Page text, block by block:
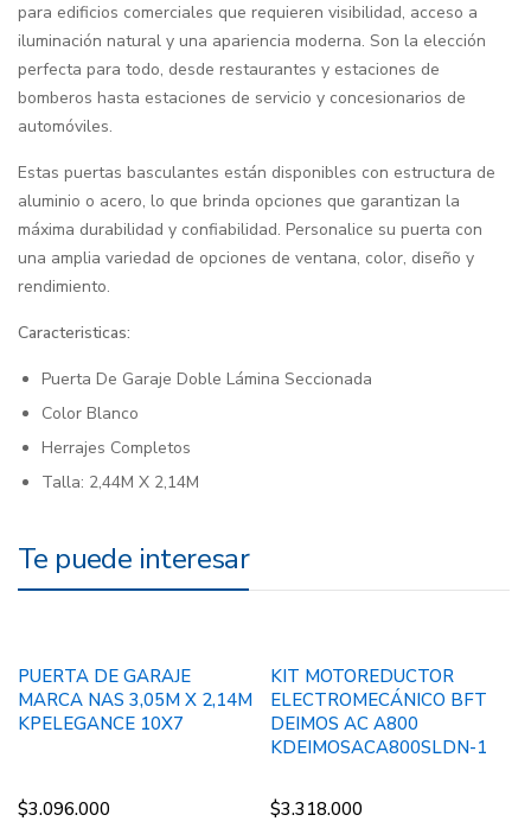
para edificios comerciales que requieren visibilidad, acceso a
iluminación natural y una apariencia moderna. Son la elección
perfecta para todo, desde restaurantes y estaciones de
bomberos hasta estaciones de servicio y concesionarios de
automóviles.
Estas puertas basculantes están disponibles con estructura de
aluminio o acero, lo que brinda opciones que garantizan la
máxima durabilidad y confiabilidad. Personalice su puerta con
una amplia variedad de opciones de ventana, color, diseño y
rendimiento.
Caracteristicas:
Puerta De Garaje Doble Lámina Seccionada
Color Blanco
Herrajes Completos
Talla: 2,44M X 2,14M
Te puede interesar
PUERTA DE GARAJE
MARCA NAS 3,05M X 2,14M
KPELEGANCE 10X7
$3.096.000
KIT MOTOREDUCTOR
ELECTROMECÁNICO BFT
DEIMOS AC A800
KDEIMOSACA800SLDN-1
$3.318.000